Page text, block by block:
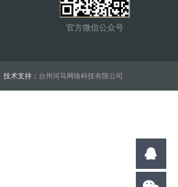
官方微信公众号
技术支持： 台州河马网络科技有限公司